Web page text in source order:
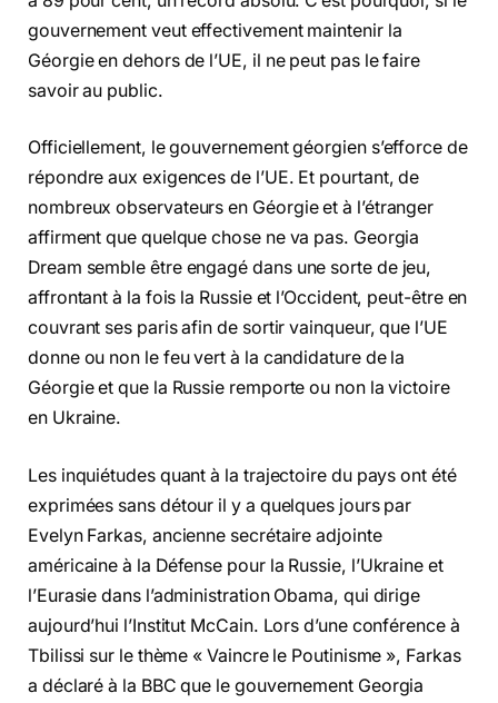
gouvernement veut effectivement maintenir la
Géorgie en dehors de l’UE, il ne peut pas le faire
savoir au public.
Officiellement, le gouvernement géorgien s’efforce de
répondre aux exigences de l’UE. Et pourtant, de
nombreux observateurs en Géorgie et à l’étranger
affirment que quelque chose ne va pas. Georgia
Dream semble être engagé dans une sorte de jeu,
affrontant à la fois la Russie et l’Occident, peut-être en
couvrant ses paris afin de sortir vainqueur, que l’UE
donne ou non le feu vert à la candidature de la
Géorgie et que la Russie remporte ou non la victoire
en Ukraine.
Les inquiétudes quant à la trajectoire du pays ont été
exprimées sans détour il y a quelques jours par
Evelyn Farkas, ancienne secrétaire adjointe
américaine à la Défense pour la Russie, l’Ukraine et
l’Eurasie dans l’administration Obama, qui dirige
aujourd’hui l’Institut McCain. Lors d’une conférence à
Tbilissi sur le thème « Vaincre le Poutinisme », Farkas
a déclaré à la BBC que le gouvernement Georgia